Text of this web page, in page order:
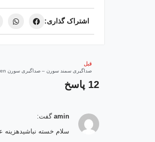
اشتراک گذاری:
قبل
صداگیری سمند سورن – صداگیری سورن samand soren
12 پاسخ
amin گفت:
سلام خسته نباشیدهزینه عایق کاری405چقدر تمام میشه